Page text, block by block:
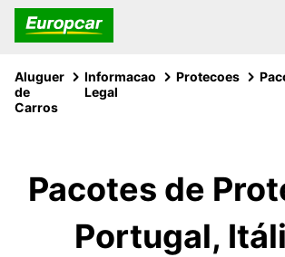
Aluguer
de
Carros
Informacao
Legal
Protecoes
Pacotes de
Portugal,